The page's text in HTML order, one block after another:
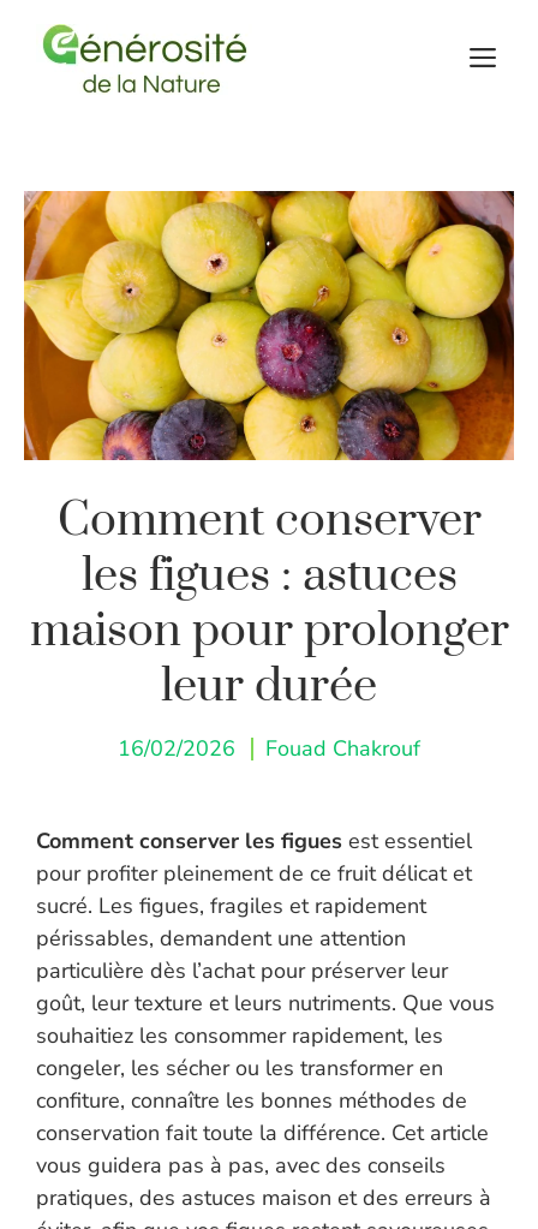
Comment conserver
les figues : astuces
maison pour prolonger
leur durée
16/02/2026 Fouad Chakrouf
Comment conserver les figues est essentiel
pour profiter pleinement de ce fruit délicat et
sucré. Les figues, fragiles et rapidement
périssables, demandent une attention
particulière dès l’achat pour préserver leur
goût, leur texture et leurs nutriments. Que vous
souhaitiez les consommer rapidement, les
congeler, les sécher ou les transformer en
confiture, connaître les bonnes méthodes de
conservation fait toute la différence. Cet article
vous guidera pas à pas, avec des conseils
pratiques, des astuces maison et des erreurs à